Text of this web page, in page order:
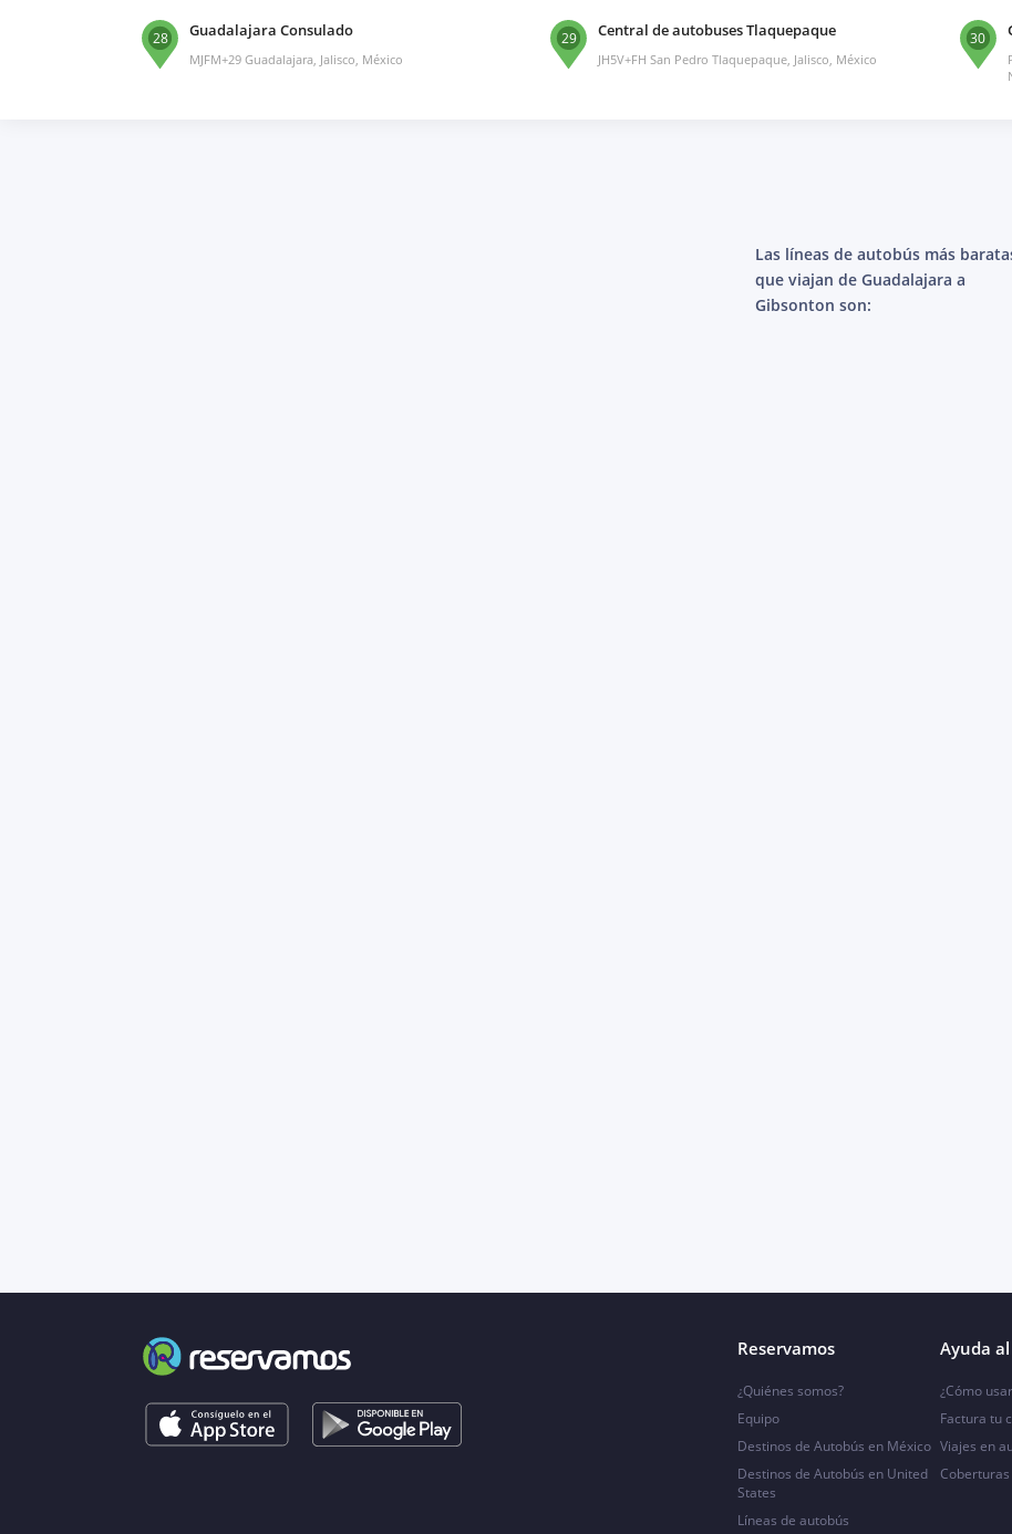
28 Guadalajara Consulado
MJFM+29 Guadalajara, Jalisco, México
29 Central de autobuses Tlaquepaque
JH5V+FH San Pedro Tlaquepaque, Jalisco, México
30
Las líneas de autobús más
que viajan de Guadalajara a
Gibsonton son:
Reservamos
¿Quiénes somos?
Equipo
Destinos de Autobús en México
Destinos de Autobús en United
States
Líneas de autobús
Ayuda
¿Cómo
Factura tu
Viajes en